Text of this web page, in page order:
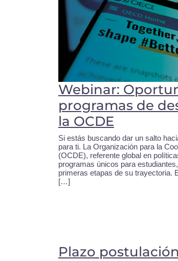
Webinar:
programas de
la OCDE
Si estás buscando dar un salto
para ti. La Organización para la
(OCDE), referente global en
programas únicos para
primeras etapas de su trayectoria.
[…]
Plazo